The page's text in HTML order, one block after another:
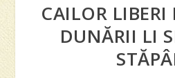
CAILOR
DUNĂRII LI